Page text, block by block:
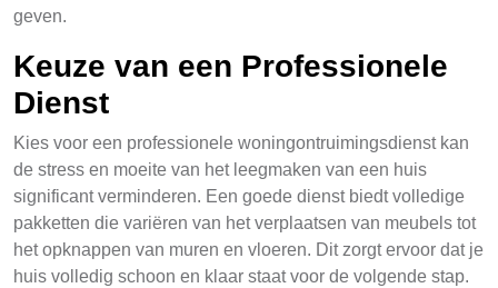
geven.
Keuze van een Professionele
Dienst
Kies voor een professionele woningontruimingsdienst kan
de stress en moeite van het leegmaken van een huis
significant verminderen. Een goede dienst biedt volledige
pakketten die variëren van het verplaatsen van meubels tot
het opknappen van muren en vloeren. Dit zorgt ervoor dat je
huis volledig schoon en klaar staat voor de volgende stap.